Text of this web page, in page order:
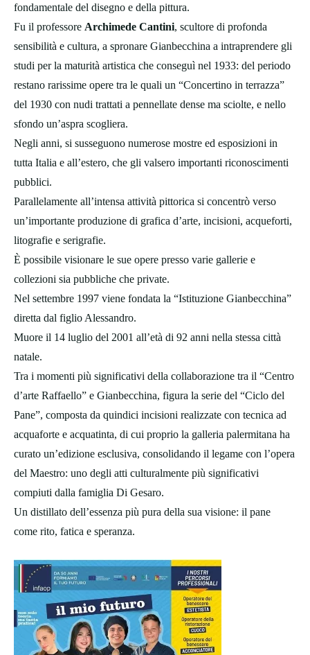
fondamentale del disegno e della pittura.
Fu il professore Archimede Cantini, scultore di profonda
sensibilità e cultura, a spronare Gianbecchina a intraprendere gli
studi per la maturità artistica che conseguì nel 1933: del periodo
restano rarissime opere tra le quali un “Concertino in terrazza”
del 1930 con nudi trattati a pennellate dense ma sciolte, e nello
sfondo un’aspra scogliera.
Negli anni, si susseguono numerose mostre ed esposizioni in
tutta Italia e all’estero, che gli valsero importanti riconoscimenti
pubblici.
Parallelamente all’intensa attività pittorica si concentrò verso
un’importante produzione di grafica d’arte, incisioni, acqueforti,
litografie e serigrafie.
È possibile visionare le sue opere presso varie gallerie e
collezioni sia pubbliche che private.
Nel settembre 1997 viene fondata la “Istituzione Gianbecchina”
diretta dal figlio Alessandro.
Muore il 14 luglio del 2001 all’età di 92 anni nella stessa città
natale.
Tra i momenti più significativi della collaborazione tra il “Centro
d’arte Raffaello” e Gianbecchina, figura la serie del “Ciclo del
Pane”, composta da quindici incisioni realizzate con tecnica ad
acquaforte e acquatinta, di cui proprio la galleria palermitana ha
curato un’edizione esclusiva, consolidando il legame con l’opera
del Maestro: uno degli atti culturalmente più significativi
compiuti dalla famiglia Di Gesaro.
Un distillato dell’essenza più pura della sua visione: il pane
come rito, fatica e speranza.